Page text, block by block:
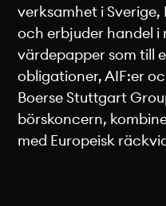
verksamhet i
och erbjuder handel i
värdepapper som till
obligationer, AIF:er
Boerse Stuttgart
börskoncern,
med Europeisk